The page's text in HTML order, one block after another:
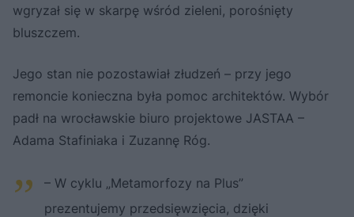
wgryzał się w skarpę wśród zieleni, porośnięty
bluszczem.
Jego stan nie pozostawiał złudzeń – przy jego
remoncie konieczna była pomoc architektów. Wybór
padł na wrocławskie biuro projektowe JASTAA –
Adama Stafiniaka i Zuzannę Róg.
– W cyklu „Metamorfozy na Plus”
prezentujemy przedsięwzięcia, dzięki